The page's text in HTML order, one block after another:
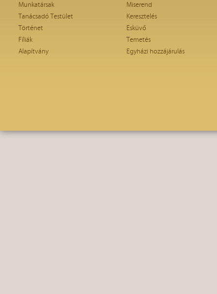
Munkatársak
Tanácsadó Testület
Történet
Fíliák
Alapítvány
Miserend
Keresztelés
Esküvő
Temetés
Egyházi hozzájárulás